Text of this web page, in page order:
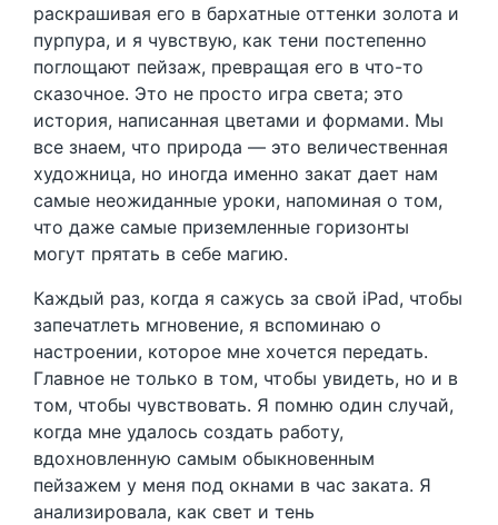
раскрашивая его в бархатные оттенки золота и
пурпура, и я чувствую, как тени постепенно
поглощают пейзаж, превращая его в что-то
сказочное. Это не просто игра света; это
история, написанная цветами и формами. Мы
все знаем, что природа — это величественная
художница, но иногда именно закат дает нам
самые неожиданные уроки, напоминая о том,
что даже самые приземленные горизонты
могут прятать в себе магию.
Каждый раз, когда я сажусь за свой iPad, чтобы
запечатлеть мгновение, я вспоминаю о
настроении, которое мне хочется передать.
Главное не только в том, чтобы увидеть, но и в
том, чтобы чувствовать. Я помню один случай,
когда мне удалось создать работу,
вдохновленную самым обыкновенным
пейзажем у меня под окнами в час заката. Я
анализировала, как свет и тень